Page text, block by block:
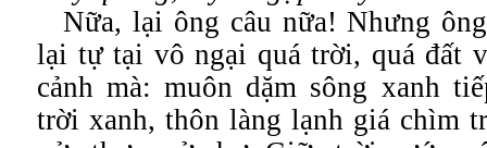
Nữa, lại ông câu nữa! Nhưng
lại tự tại vô ngại quá trời, quá đất
cảnh mà: muôn dặm sông xanh
trời xanh, thôn làng lạnh giá chìm